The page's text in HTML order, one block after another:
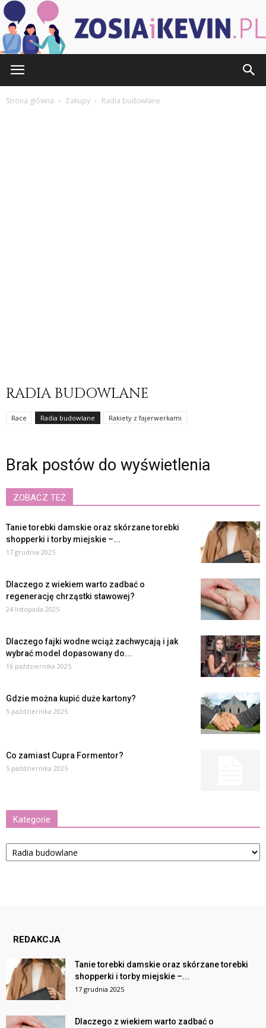
Strona główna Zakupy Radia budowlane
RADIA BUDOWLANE
Race Radia budowlane Rakiety z fajerwerkami
Brak postów do wyświetlenia
ZOBACZ TEŻ
Tanie torebki damskie oraz skórzane torebki
shopperki i torby miejskie –...
17 grudnia 2025
Dlaczego z wiekiem warto zadbać o
regenerację chrząstki stawowej?
24 listopada 2025
Dlaczego fajki wodne wciąż zachwycają i jak
wybrać model dopasowany do...
16 października 2025
Gdzie można kupić duże kartony?
5 października 2025
Co zamiast Cupra Formentor?
5 października 2025
Kategorie
Kategorie
REDAKCJA
Tanie torebki damskie oraz skórzane torebki
shopperki i torby miejskie –...
17 grudnia 2025
Dlaczego z wiekiem warto zadbać o